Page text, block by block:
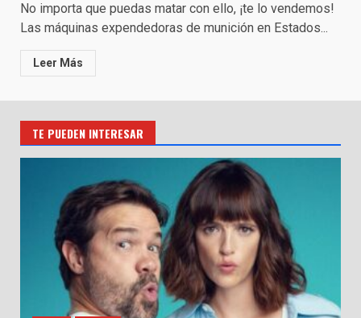
No importa que puedas matar con ello, ¡te lo vendemos!
Las máquinas expendedoras de munición en Estados...
Leer Más
TE PUEDEN INTERESAR